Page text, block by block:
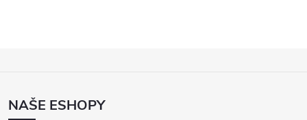
ANAŠE ESHOPY